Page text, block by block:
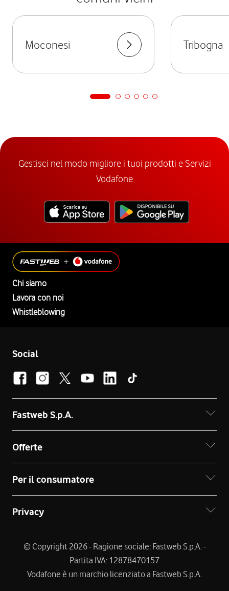
Moconesi Tribogna
Gestisci nel modo migliore i tuoi prodotti e Servizi
Vodafone
Chi siamo
Lavora con noi
Whistleblowing
Social
Fastweb S.p.A.
Offerte
Per il consumatore
Privacy
© Copyright 2026 - Ragione sociale: Fastweb S.p.A. -
Partita IVA: 12878470157
Vodafone è un marchio licenziato a Fastweb S.p.A.